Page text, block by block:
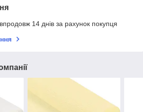
14 днів за рахунок покупця